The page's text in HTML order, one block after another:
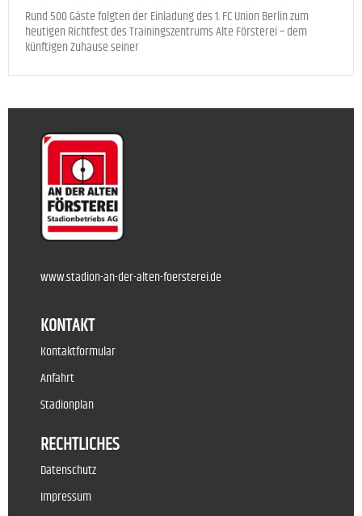
Rund 500 Gäste folgten der Einladung des 1. FC Union Berlin zum
heutigen Richtfest des Trainingszentrums Alte Försterei – dem
künftigen Zuhause seiner
www.stadion-an-der-alten-foersterei.de
KONTAKT
Kontaktformular
Anfahrt
Stadionplan
RECHTLICHES
Datenschutz
Impressum